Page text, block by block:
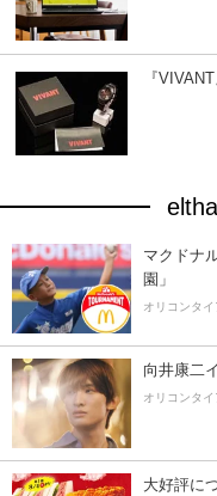
『
マクドナ
園」
オリコンタ
向井康二
オリコンタ
大好評に